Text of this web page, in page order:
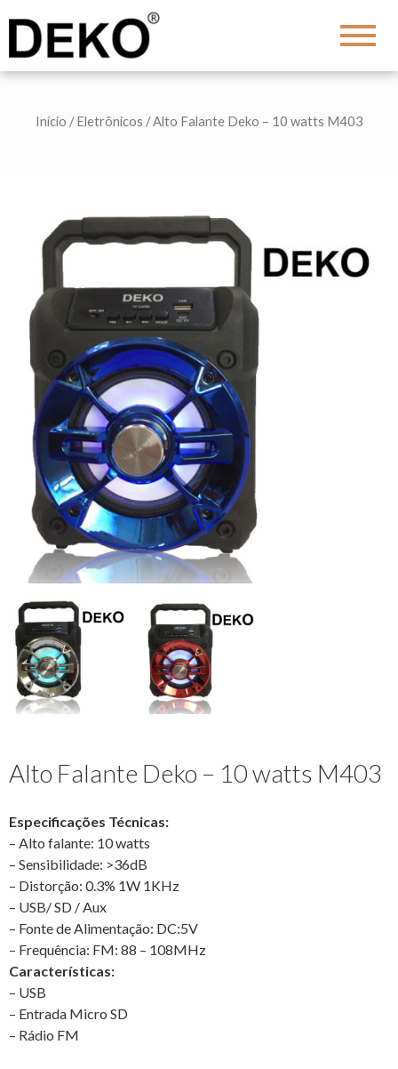
Início /Eletrônicos / Alto Falante Deko – 10 watts M403
Alto Falante Deko – 10 watts M403
Especificações Técnicas:
– Alto falante: 10 watts
– Sensibilidade: >36dB
– Distorção: 0.3% 1W 1KHz
– USB/ SD / Aux
– Fonte de Alimentação: DC:5V
– Frequência: FM: 88 – 108MHz
Características:
– USB
– Entrada Micro SD
– Rádio FM